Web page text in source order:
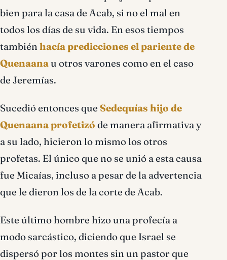
bien para la casa de Acab, si no el mal en
todos los días de su vida. En esos tiempos
también hacía predicciones el pariente de
Quenaanau otros varones como en el caso
de Jeremías.
Sucedió entonces que Sedequías hijo de
Quenaana profetizó de manera afirmativa y
a su lado, hicieron lo mismo los otros
profetas. El único que no se unió a esta causa
fue Micaías, incluso a pesar de la advertencia
que le dieron los de la corte de Acab.
Este último hombre hizo una profecía a
modo sarcástico, diciendo que Israel se
dispersó por los montes sin un pastor que